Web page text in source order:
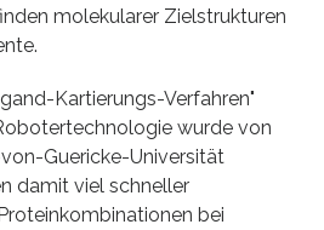
molekularer Zielstrukturen
Kartierungs-Verfahren"
wurde von
Guericke-Universität
damit viel schneller
bei